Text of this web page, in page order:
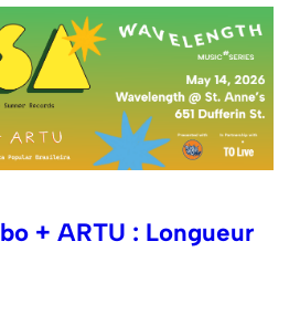
+ ARTU : Longueur